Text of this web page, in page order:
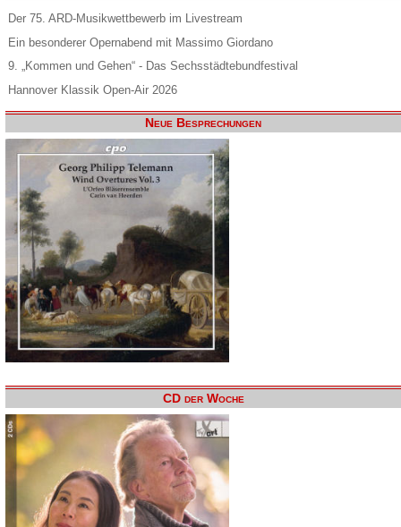
Der 75. ARD-Musikwettbewerb im Livestream
Ein besonderer Opernabend mit Massimo Giordano
9. „Kommen und Gehen“ - Das Sechsstädtebundfestival
Hannover Klassik Open-Air 2026
Neue Besprechungen
CD der Woche